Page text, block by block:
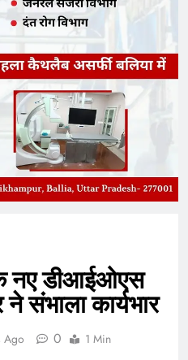
नए डीआईओएस
संभाला कार्यभार
Ago 0 1 Min